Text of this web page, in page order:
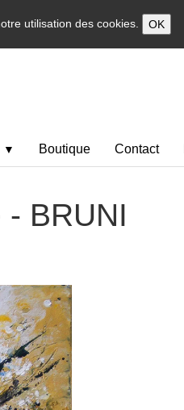
utilisation des cookies. OK
▼ Boutique Contact
BRUNI